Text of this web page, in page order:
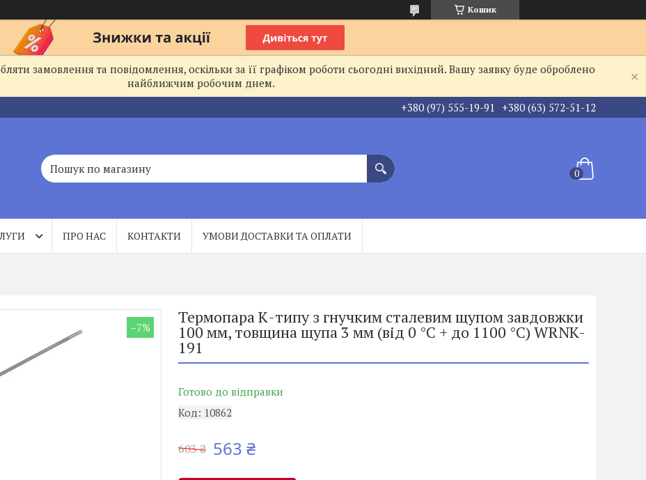
Кошик
замовлення та повідомлення, оскільки за її графіком роботи сьогодні вихідний. Вашу заявку буде оброблено
найближчим робочим днем.
+380 (97) 555-19-91 +380 (63) 572-51-12
ПРО НАС КОНТАКТИ УМОВИ ДОСТАВКИ ТА ОПЛАТИ
–7%
Термопара К-типу з гнучким сталевим щупом завдовжки
100 мм, товщина щупа 3 мм (від 0 °C + до 1100 °C) WRNK-
191
Готово до відправки
Код: 10862
603 ₴ 563 ₴